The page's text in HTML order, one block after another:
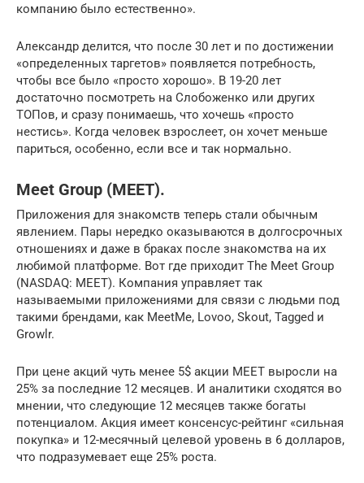
компанию было естественно».
Александр делится, что после 30 лет и по достижении
«определенных таргетов» появляется потребность,
чтобы все было «просто хорошо». В 19-20 лет
достаточно посмотреть на Слобоженко или других
ТОПов, и сразу понимаешь, что хочешь «просто
нестись». Когда человек взрослеет, он хочет меньше
париться, особенно, если все и так нормально.
Meet Group (MEET).
Приложения для знакомств теперь стали обычным
явлением. Пары нередко оказываются в долгосрочных
отношениях и даже в браках после знакомства на их
любимой платформе. Вот где приходит The Meet Group
(NASDAQ: MEET). Компания управляет так
называемыми приложениями для связи с людьми под
такими брендами, как MeetMe, Lovoo, Skout, Tagged и
Growlr.
При цене акций чуть менее 5$ акции MEET выросли на
25% за последние 12 месяцев. И аналитики сходятся во
мнении, что следующие 12 месяцев также богаты
потенциалом. Акция имеет консенсус-рейтинг «сильная
покупка» и 12-месячный целевой уровень в 6 долларов,
что подразумевает еще 25% роста.